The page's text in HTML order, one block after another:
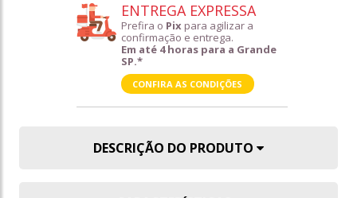
ENTREGA EXPRESSA
Prefira o Pix para agilizar a
confirmação e entrega.
Em até 4 horas para a Grande
SP.*
CONFIRA AS CONDIÇÕES
DESCRIÇÃO DO PRODUTO